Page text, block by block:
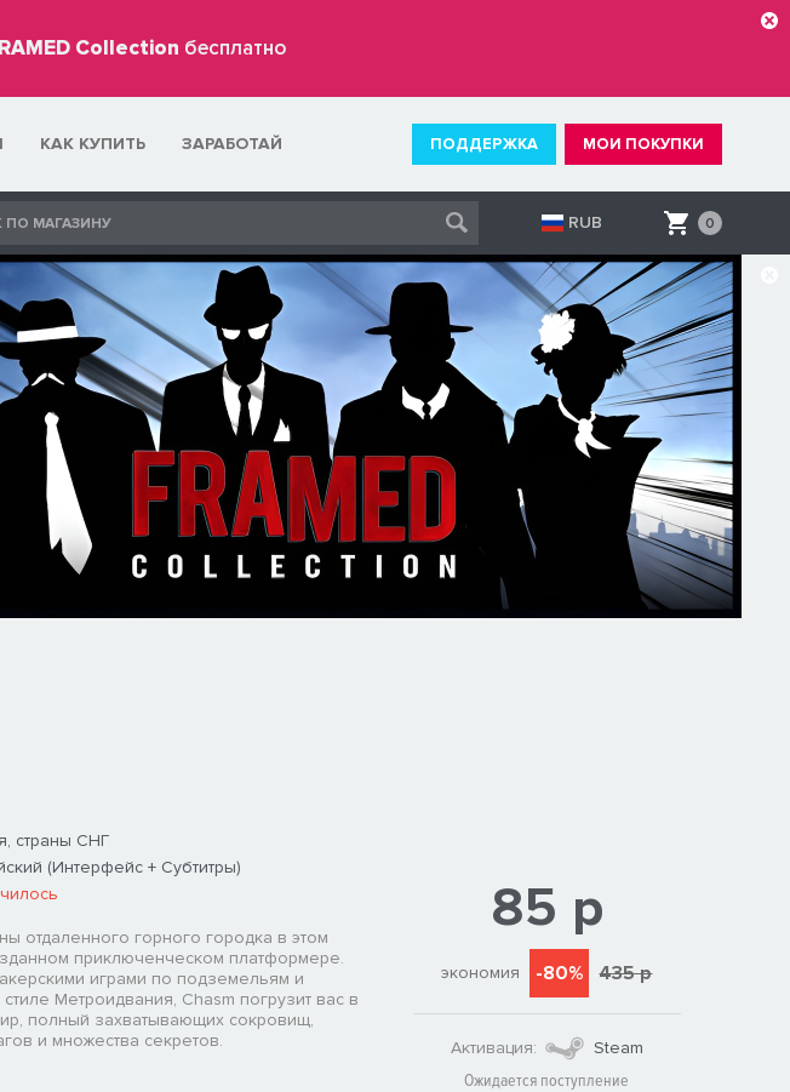
Collection бесплатно
КАК КУПИТЬ ЗАРАБОТАЙ ПОДДЕРЖКА МОИ ПОКУПКИ
RUB 0
страны СНГ
(Интерфейс + Субтитры)
отдаленного горного городка в этом
приключенческом платформере.
играми по подземельям и
Метроидвания, Chasm погрузит вас в
полный захватывающих сокровищ,
и множества секретов.
85 р
экономия -80% 435 р
Активация:
Steam
Ожидается поступление